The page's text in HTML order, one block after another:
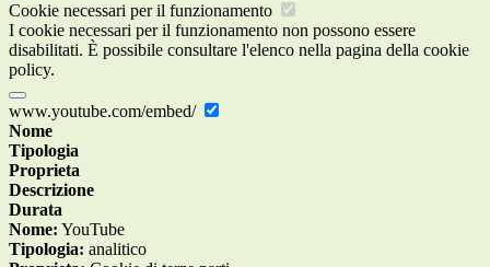
Cookie necessari per il funzionamento
I cookie necessari per il funzionamento non possono essere
disabilitati. È possibile consultare l'elenco nella pagina della cookie
policy.
www.youtube.com/embed/
Nome
Tipologia
Proprieta
Descrizione
Durata
Nome: YouTube
Tipologia: analitico